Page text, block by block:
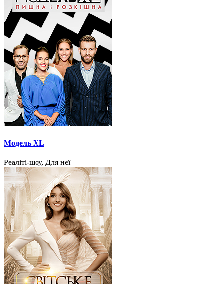
Модель XL
Реаліті-шоу, Для неї